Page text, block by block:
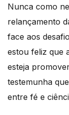
Nunca como
relançamento
face aos
estou feliz que
esteja
testemunha
entre fé e